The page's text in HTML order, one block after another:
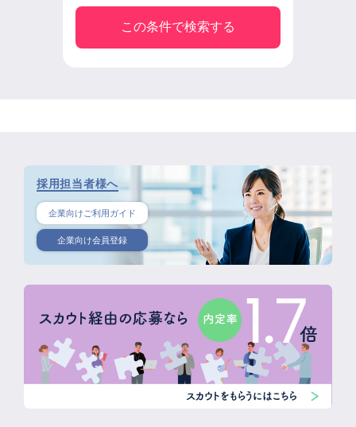
この条件で検索する
採用担当者様へ
企業向けご利用ガイド
企業向け会員登録